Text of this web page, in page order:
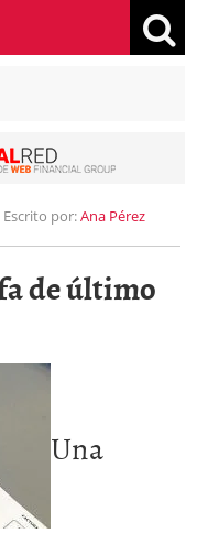
Escrito por:Ana Pérez
de último
Una